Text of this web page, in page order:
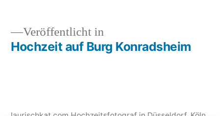
Beitragsnavigation
Veröffentlicht in
Hochzeit auf Burg Konradsheim